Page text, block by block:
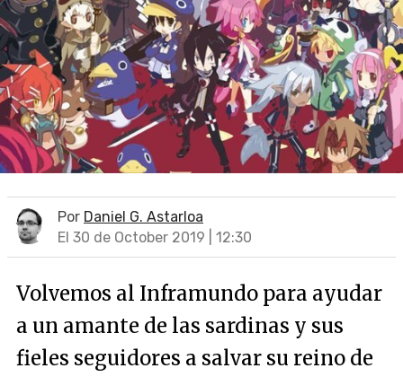
Por Daniel G. Astarloa
El 30 de October 2019 | 12:30
Volvemos al Inframundo para ayudar
a un amante de las sardinas y sus
fieles seguidores a salvar su reino de